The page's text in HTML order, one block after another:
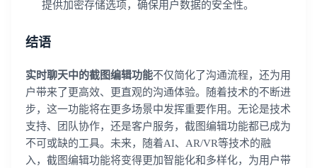
提供加密存储选项，确保用户数据的安全性。
结语
实时聊天中的截图编辑功能不仅简化了沟通流程，还为用
户带来了更高效、更直观的沟通体验。随着技术的不断进
步，这一功能将在更多场景中发挥重要作用。无论是技术
支持、团队协作，还是客户服务，截图编辑功能都已成为
不可或缺的工具。未来，随着AI、AR/VR等技术的融
入，截图编辑功能将变得更加智能化和多样化，为用户带
登录客服云